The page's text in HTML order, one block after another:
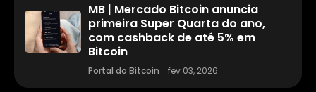
MB | Mercado Bitcoin anuncia
primeira Super Quarta do ano,
com cashback de até 5% em
Bitcoin
Portal do Bitcoin · fev 03, 2026